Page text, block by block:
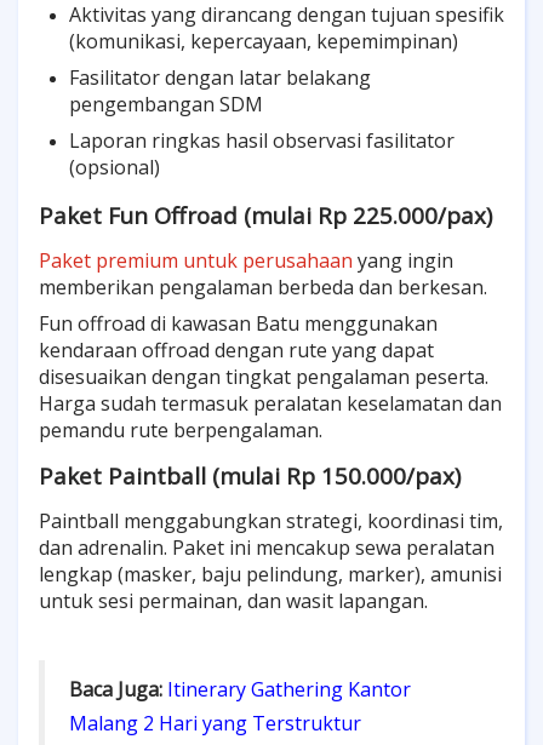
Aktivitas yang dirancang dengan tujuan spesifik
(komunikasi, kepercayaan, kepemimpinan)
Fasilitator dengan latar belakang
pengembangan SDM
Laporan ringkas hasil observasi fasilitator
(opsional)
Paket Fun Offroad (mulai Rp 225.000/pax)
Paket premium untuk perusahaan yang ingin
memberikan pengalaman berbeda dan berkesan.
Fun offroad di kawasan Batu menggunakan
kendaraan offroad dengan rute yang dapat
disesuaikan dengan tingkat pengalaman peserta.
Harga sudah termasuk peralatan keselamatan dan
pemandu rute berpengalaman.
Paket Paintball (mulai Rp 150.000/pax)
Paintball menggabungkan strategi, koordinasi tim,
dan adrenalin. Paket ini mencakup sewa peralatan
lengkap (masker, baju pelindung, marker), amunisi
untuk sesi permainan, dan wasit lapangan.
Baca Juga: Itinerary Gathering Kantor
Malang 2 Hari yang Terstruktur